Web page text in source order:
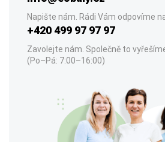
Napište nám. Rádi Vám odpovíme
+420 499 97 97 97
Zavolejte nám. Společně to
(Po–Pá: 7:00–16:00)